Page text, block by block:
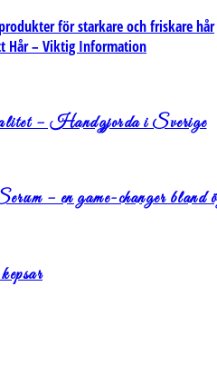
för starkare och friskare hår
Hår – Viktig Information
– Handgjorda i Sverige
– en game-changer bland